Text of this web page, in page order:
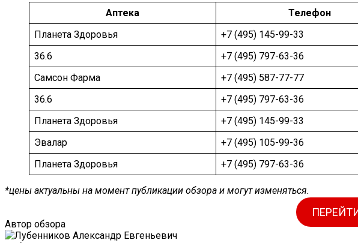
Аптека Телефон
Планета Здоровья
+7 (495) 145-99-33
36.6
+7 (495) 797-63-36
Самсон Фарма
+7 (495) 587-77-77
36.6
+7 (495) 797-63-36
Планета Здоровья
+7 (495) 145-99-33
Эвалар
+7 (495) 105-99-36
Планета Здоровья
+7 (495) 797-63-36
*цены актуальны на момент публикации обзора и могут изменяться.
Автор обзора